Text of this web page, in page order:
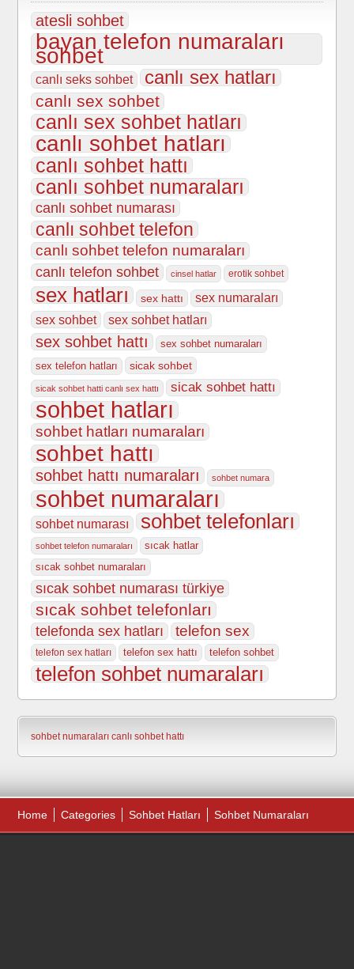
atesli sohbet
bayan telefon numaraları
sohbet
canlı seks sohbet canlı sex hatları
canlı sex sohbet
canlı sex sohbet hatları
canlı sohbet hatları
canlı sohbet hattı
canlı sohbet numaraları
canlı sohbet numarası
canlı sohbet telefon
canlı sohbet telefon numaraları
canlı telefon sohbet cinsel hatlar erotik sohbet
sex hatları sex hattı sex numaraları
sex sohbet sex sohbet hatları
sex sohbet hattı
sex sohbet numaraları
sex telefon hatları
sicak sohbet
sicak sohbet hatti canlı sex hattı sicak sohbet hattı
sohbet hatları
sohbet hatları numaraları
sohbet hattı
sohbet hattı numaraları sohbet numara
sohbet numaraları
sohbet numarası sohbet telefonları
sohbet telefon numaraları
sıcak hatlar
sıcak sohbet numaraları
sıcak sohbet numarası türkiye
sıcak sohbet telefonları
telefonda sex hatları telefon sex
telefon sex hatları telefon sex hattı telefon sohbet
telefon sohbet numaraları
sohbet numaraları canlı sohbet hattı
Home Categories Sohbet Hatları Sohbet Numaraları